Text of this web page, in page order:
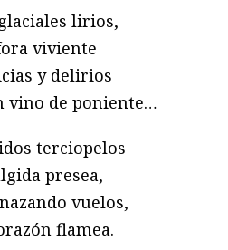
lirios,
viviente
y delirios
vino de poniente…
terciopelos
presea,
vuelos,
flamea.